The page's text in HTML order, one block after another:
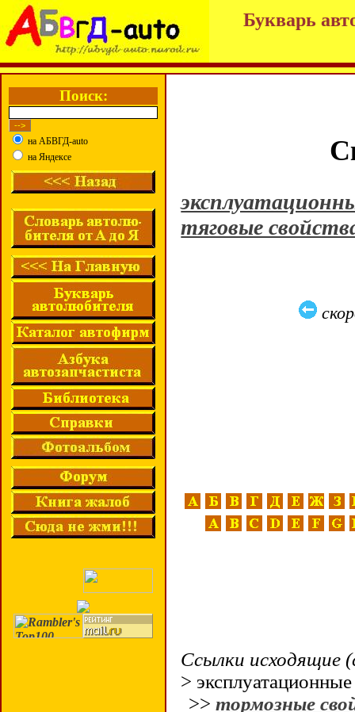
Букварь
Поиск:
на АБВГД-auto
на Яндексе
тяговые
Ссылки исходящие
>
>>тормозные